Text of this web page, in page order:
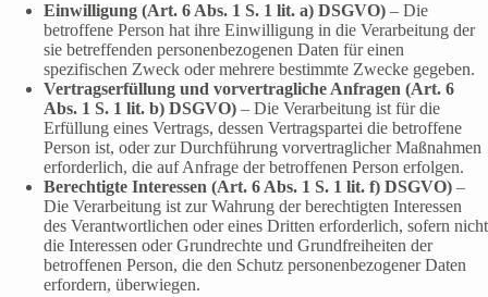
Einwilligung (Art. 6 Abs. 1 S. 1 lit. a) DSGVO) – Die
betroffene Person hat ihre Einwilligung in die Verarbeitung der
sie betreffenden personenbezogenen Daten für einen
spezifischen Zweck oder mehrere bestimmte Zwecke gegeben.
Vertragserfüllung und vorvertragliche Anfragen (Art. 6
Abs. 1 S. 1 lit. b) DSGVO) – Die Verarbeitung ist für die
Erfüllung eines Vertrags, dessen Vertragspartei die betroffene
Person ist, oder zur Durchführung vorvertraglicher Maßnahmen
erforderlich, die auf Anfrage der betroffenen Person erfolgen.
Berechtigte Interessen (Art. 6 Abs. 1 S. 1 lit. f) DSGVO) –
Die Verarbeitung ist zur Wahrung der berechtigten Interessen
des Verantwortlichen oder eines Dritten erforderlich, sofern nicht
die Interessen oder Grundrechte und Grundfreiheiten der
betroffenen Person, die den Schutz personenbezogener Daten
erfordern, überwiegen.